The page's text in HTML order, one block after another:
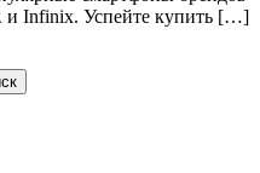
и Infinix. Успейте купить […]